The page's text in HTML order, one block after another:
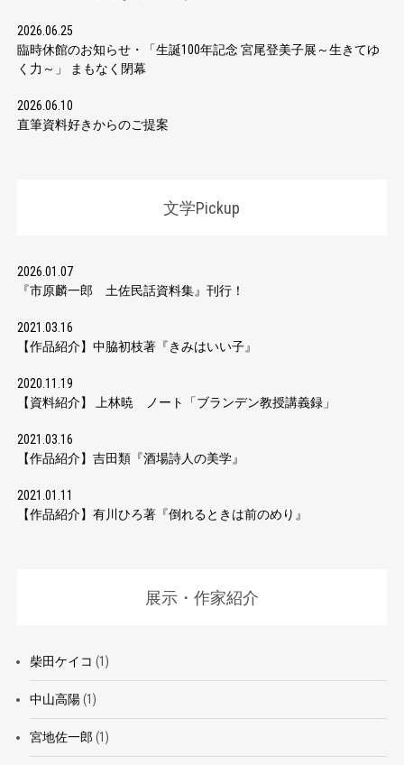
2026.06.25
臨時休館のお知らせ・「生誕100年記念 宮尾登美子展～生きてゆ
く力～」 まもなく閉幕
2026.06.10
直筆資料好きからのご提案
文学Pickup
2026.01.07
『市原麟一郎 土佐民話資料集』刊行！
2021.03.16
【作品紹介】中脇初枝著『きみはいい子』
2020.11.19
【資料紹介】 上林暁 ノート「ブランデン教授講義録」
2021.03.16
【作品紹介】吉田類『酒場詩人の美学』
2021.01.11
【作品紹介】有川ひろ著『倒れるときは前のめり』
展示・作家紹介
柴田ケイコ (1)
中山高陽(1)
宮地佐一郎 (1)